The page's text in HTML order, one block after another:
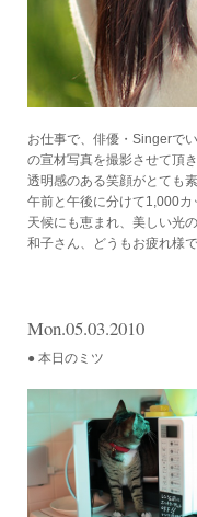
お仕事で、俳優・Singerで
の宣材写真を撮影させて頂き
透明感のある笑顔がとても
午前と午後に分けて1,000カ
天候にも恵まれ、美しい光
和子さん、どうもお疲れ様で
Mon.05.03.2010
● 本日のミツ